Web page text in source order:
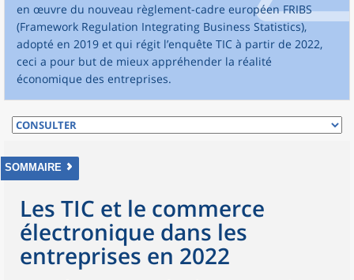
en œuvre du nouveau règlement-cadre européen FRIBS
(Framework Regulation Integrating Business Statistics),
adopté en 2019 et qui régit l’enquête TIC à partir de 2022,
ceci a pour but de mieux appréhender la réalité
économique des entreprises.
SOMMAIRE
Les TIC et le commerce
électronique dans les
entreprises en 2022